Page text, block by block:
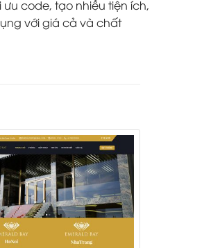
code, tạo nhiều tiện ích,
với giá cả và chất